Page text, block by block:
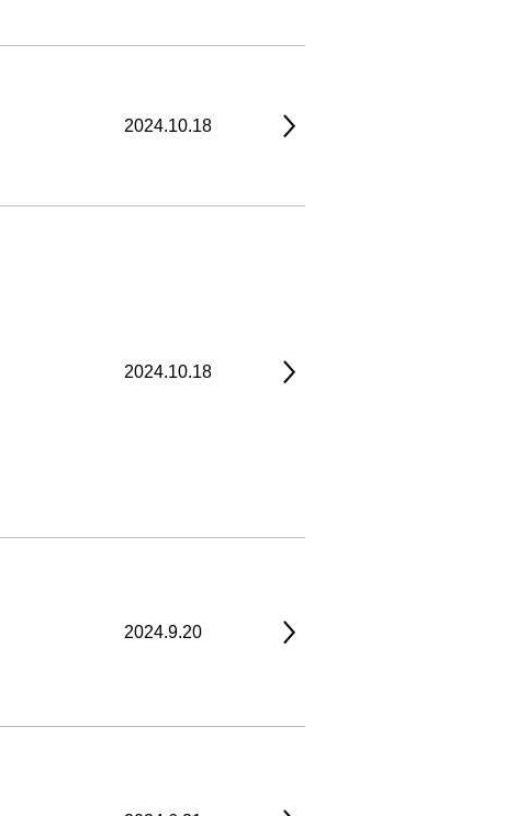
2024.10.18
2024.10.18
2024.9.20